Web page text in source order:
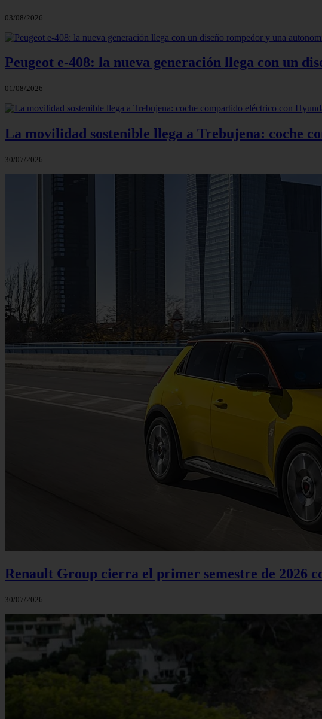
03/08/2026
Peugeot e-408: la nueva generación llega con un
01/08/2026
La movilidad sostenible llega a Trebujena: coche
30/07/2026
Renault Group cierra el primer semestre de 2026
30/07/2026